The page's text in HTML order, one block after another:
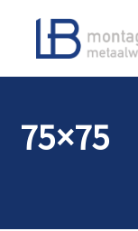
75×75